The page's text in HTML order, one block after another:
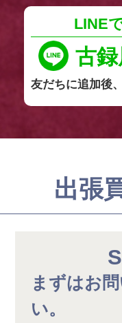
LINE
古
友だちに追加後
出張
まずはお
い。